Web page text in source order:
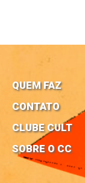
QUEM FAZ
CONTATO
CLUBE CULT
SOBRE O CC